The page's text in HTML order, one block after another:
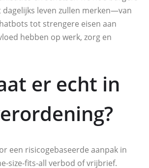
dagelijks leven zullen merken—van
tot strengere eisen aan
hebben op werk, zorg en
er echt in
een risicogebaseerde aanpak in
size-fits-all verbod of vrijbrief.